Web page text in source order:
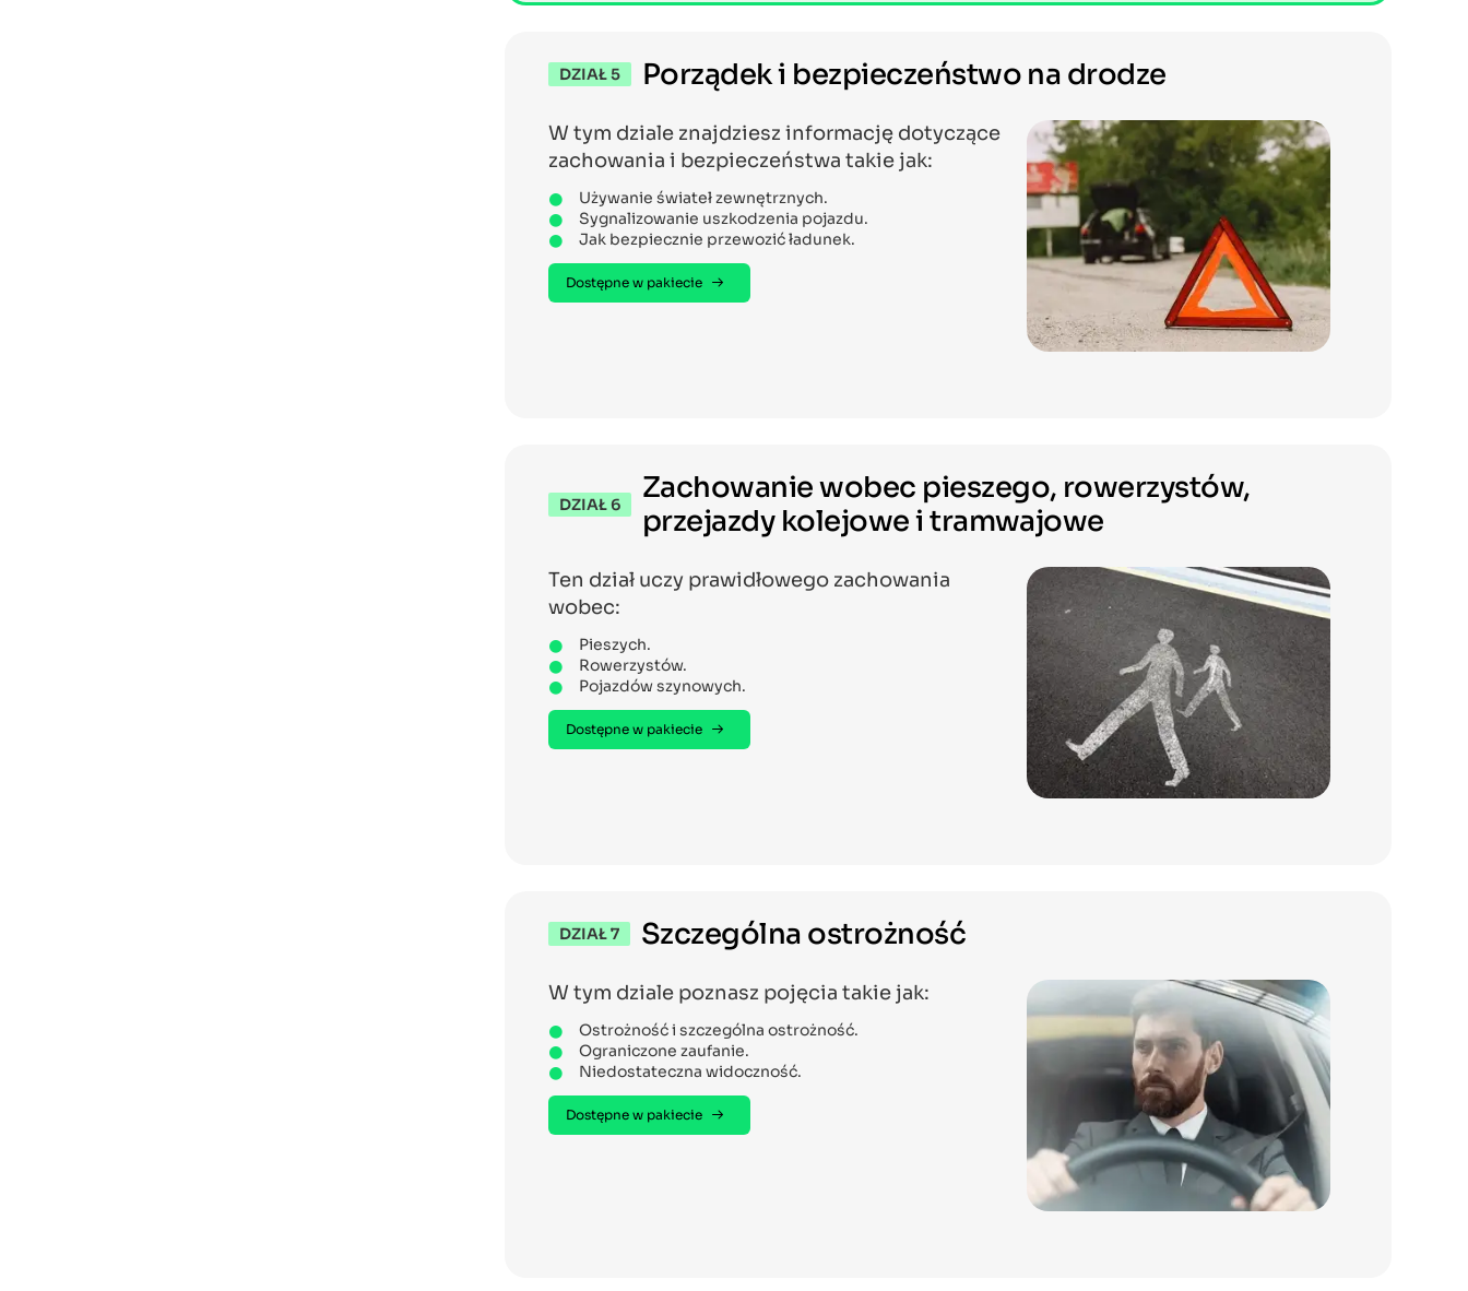
DZIAŁ 5 Porządek i bezpieczeństwo na drodze
W tym dziale znajdziesz informację dotyczące
zachowania i bezpieczeństwa takie jak:
Używanie świateł zewnętrznych.
Sygnalizowanie uszkodzenia pojazdu.
Jak bezpiecznie przewozić ładunek.
Dostępne w pakiecie
DZIAŁ 6
Zachowanie wobec pieszego, rowerzystów,
przejazdy kolejowe i tramwajowe
Ten dział uczy prawidłowego zachowania
wobec:
Pieszych.
Rowerzystów.
Pojazdów szynowych.
Dostępne w pakiecie
DZIAŁ 7 Szczególna ostrożność
W tym dziale poznasz pojęcia takie jak:
Ostrożność i szczególna ostrożność.
Ograniczone zaufanie.
Niedostateczna widoczność.
Dostępne w pakiecie